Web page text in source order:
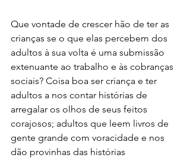
Que vontade de crescer hão de ter as
crianças se o que elas percebem dos
adultos à sua volta é uma submissão
extenuante ao trabalho e às cobranças
sociais? Coisa boa ser criança e ter
adultos a nos contar histórias de
arregalar os olhos de seus feitos
corajosos; adultos que leem livros de
gente grande com voracidade e nos
dão provinhas das histórias